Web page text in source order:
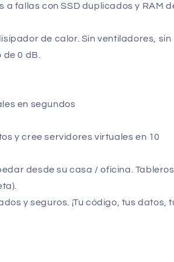
a fallas con SSD duplicados y RAM
de calor. Sin ventiladores, sin
0 dB.
en segundos
y cree servidores virtuales en 10
desde su casa / oficina.
y seguros. ¡Tu código, tus datos,